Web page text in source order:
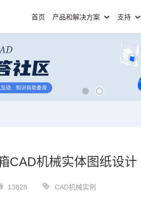
首页 产品和解决方案 支持
CAD机械实体图纸设计
13828 CAD机械实例